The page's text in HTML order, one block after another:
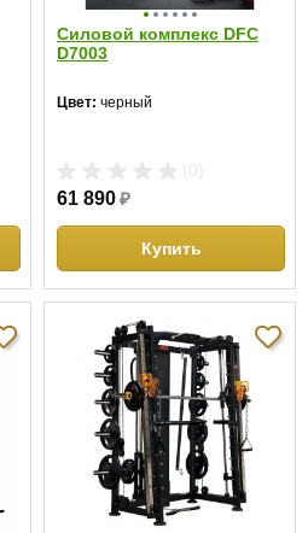
Силовой комплекс DFC
D7003
Цвет: черный
61 890₽
Купить